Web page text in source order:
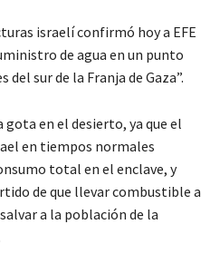
israelí confirmó hoy a EFE
de agua en un punto
sur de la Franja de Gaza”.
gota en el desierto, ya que el
en tiempos normales
total en el enclave, y
de que llevar combustible a
a la población de la